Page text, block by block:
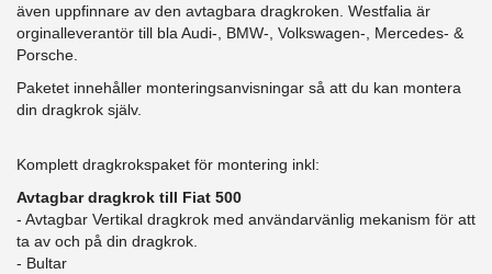
även uppfinnare av den avtagbara dragkroken. Westfalia är
orginalleverantör till bla Audi-, BMW-, Volkswagen-, Mercedes- &
Porsche.
Paketet innehåller monteringsanvisningar så att du kan montera
din dragkrok själv.
Komplett dragkrokspaket för montering inkl:
Avtagbar dragkrok till Fiat 500
- Avtagbar Vertikal dragkrok med användarvänlig mekanism för att
ta av och på din dragkrok.
- Bultar